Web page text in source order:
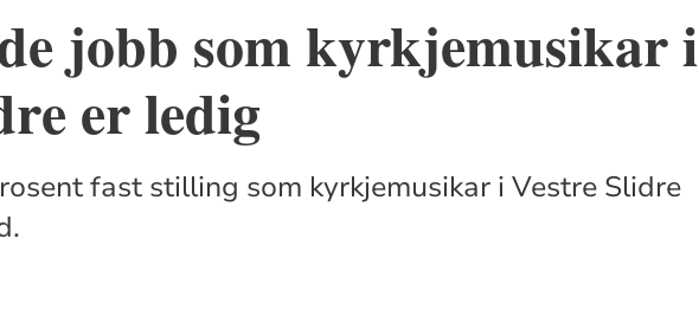
jobb som kyrkjemusikar i
er ledig
fast stilling som kyrkjemusikar i Vestre Slidre